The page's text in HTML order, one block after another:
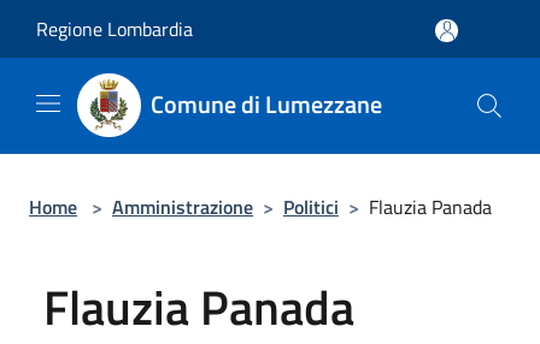
Regione Lombardia
Comune di Lumezzane
Home > Amministrazione > Politici > Flauzia Panada
Flauzia Panada